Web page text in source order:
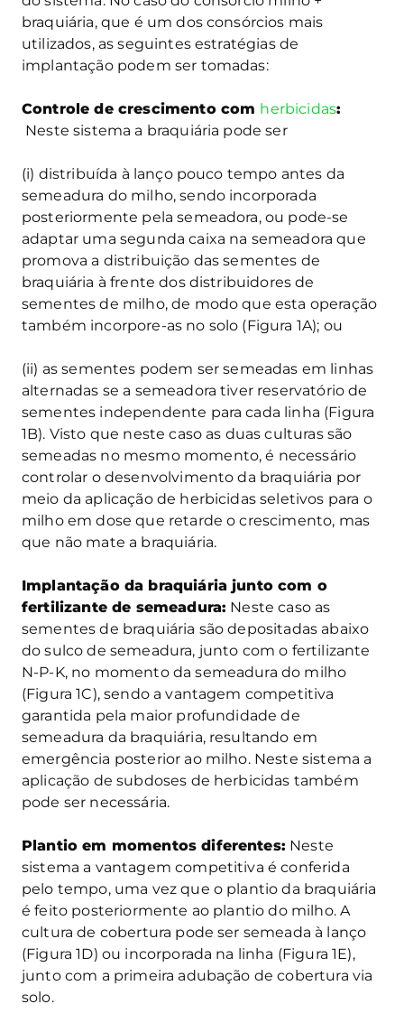
braquiária, que é um dos consórcios mais
utilizados, as seguintes estratégias de
implantação podem ser tomadas:
Controle de crescimento com herbicidas:
Neste sistema a braquiária pode ser
(i) distribuída à lanço pouco tempo antes da
semeadura do milho, sendo incorporada
posteriormente pela semeadora, ou pode-se
adaptar uma segunda caixa na semeadora que
promova a distribuição das sementes de
braquiária à frente dos distribuidores de
sementes de milho, de modo que esta operação
também incorpore-as no solo (Figura 1A); ou
(ii) as sementes podem ser semeadas em linhas
alternadas se a semeadora tiver reservatório de
sementes independente para cada linha (Figura
1B). Visto que neste caso as duas culturas são
semeadas no mesmo momento, é necessário
controlar o desenvolvimento da braquiária por
meio da aplicação de herbicidas seletivos para o
milho em dose que retarde o crescimento, mas
que não mate a braquiária.
Implantação da braquiária junto com o
fertilizante de semeadura: Neste caso as
sementes de braquiária são depositadas abaixo
do sulco de semeadura, junto com o fertilizante
N-P-K, no momento da semeadura do milho
(Figura 1C), sendo a vantagem competitiva
garantida pela maior profundidade de
semeadura da braquiária, resultando em
emergência posterior ao milho. Neste sistema a
aplicação de subdoses de herbicidas também
pode ser necessária.
Plantio em momentos diferentes: Neste
sistema a vantagem competitiva é conferida
pelo tempo, uma vez que o plantio da braquiária
é feito posteriormente ao plantio do milho. A
cultura de cobertura pode ser semeada à lanço
(Figura 1D) ou incorporada na linha (Figura 1E),
junto com a primeira adubação de cobertura via
solo.